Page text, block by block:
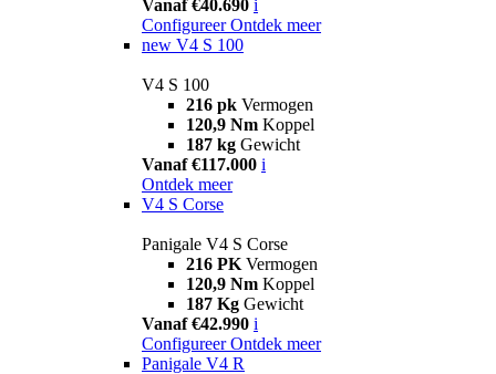
Vanaf €40.690 i
Configureer Ontdek meer
new V4 S 100
V4 S 100
216 pk Vermogen
120,9 Nm Koppel
187 kg Gewicht
Vanaf €117.000 i
Ontdek meer
V4 S Corse
Panigale V4 S Corse
216 PK Vermogen
120,9 Nm Koppel
187 Kg Gewicht
Vanaf €42.990 i
Configureer Ontdek meer
Panigale V4 R